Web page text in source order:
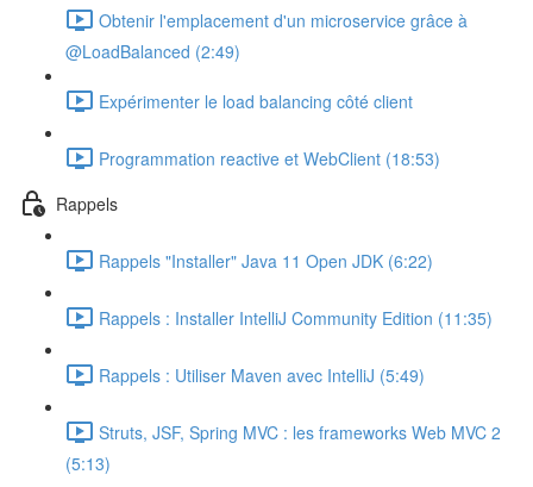
Obtenir l'emplacement d'un microservice grâce à
@LoadBalanced (2:49)
Expérimenter le load balancing côté client
Programmation reactive et WebClient (18:53)
Rappels
Rappels "Installer" Java 11 Open JDK (6:22)
Rappels : Installer IntelliJ Community Edition (11:35)
Rappels : Utiliser Maven avec IntelliJ (5:49)
Struts, JSF, Spring MVC : les frameworks Web MVC 2
(5:13)